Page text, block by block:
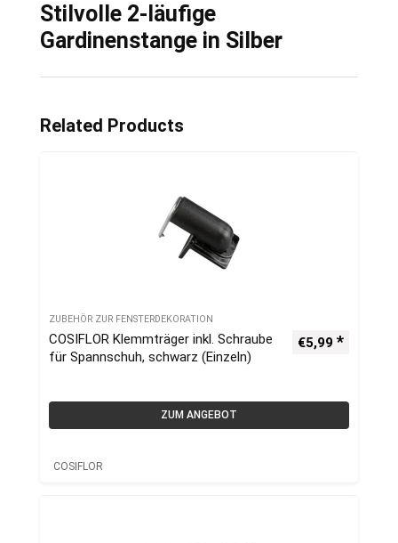
Stilvolle 2-läufige
Gardinenstange in Silber
Related Products
ZUBEHÖR ZUR FENSTERDEKORATION
COSIFLOR Klemmträger inkl. Schraube
für Spannschuh, schwarz (Einzeln)
€5,99
ZUM ANGEBOT
COSIFLOR